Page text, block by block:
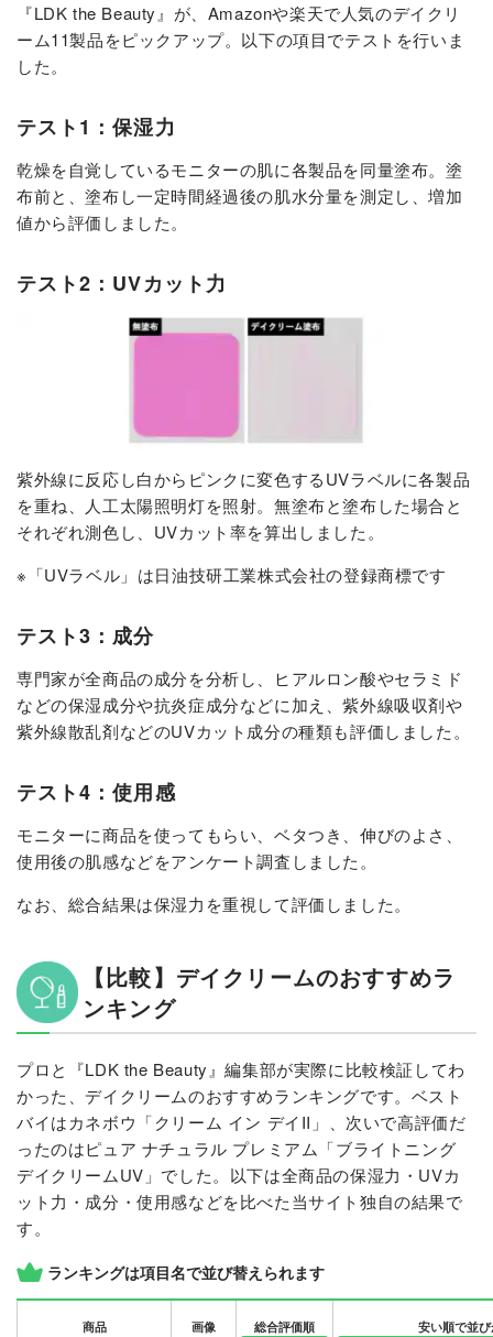
『LDK the Beauty』が、Amazonや楽天で人気のデイクリ
ーム11製品をピックアップ。以下の項目でテストを行いま
した。
テスト1：保湿力
乾燥を自覚しているモニターの肌に各製品を同量塗布。塗
布前と、塗布し一定時間経過後の肌水分量を測定し、増加
値から評価しました。
テスト2：UVカット力
紫外線に反応し白からピンクに変色するUVラベルに各製品
を重ね、人工太陽照明灯を照射。無塗布と塗布した場合と
それぞれ測色し、UVカット率を算出しました。
※「UVラベル」は日油技研工業株式会社の登録商標です
テスト3：成分
専門家が全商品の成分を分析し、ヒアルロン酸やセラミド
などの保湿成分や抗炎症成分などに加え、紫外線吸収剤や
紫外線散乱剤などのUVカット成分の種類も評価しました。
テスト4：使用感
モニターに商品を使ってもらい、ベタつき、伸びのよさ、
使用後の肌感などをアンケート調査しました。
なお、総合結果は保湿力を重視して評価しました。
【比較】デイクリームのおすすめラ
ンキング
プロと『LDK the Beauty』編集部が実際に比較検証してわ
かった、デイクリームのおすすめランキングです。ベスト
バイはカネボウ「クリーム イン デイII」、次いで高評価だ
ったのはピュア ナチュラル プレミアム「ブライトニング
デイクリームUV」でした。以下は全商品の保湿力・UVカ
ット力・成分・使用感などを比べた当サイト独自の結果で
す。
ランキングは項目名で並び替えられます
商品 画像 総合評価順 安い順で並